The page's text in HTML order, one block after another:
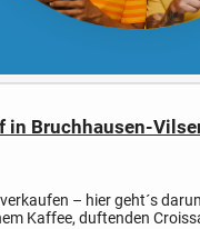
in Bruchhausen-
– hier geht´s
Kaffee, duftenden